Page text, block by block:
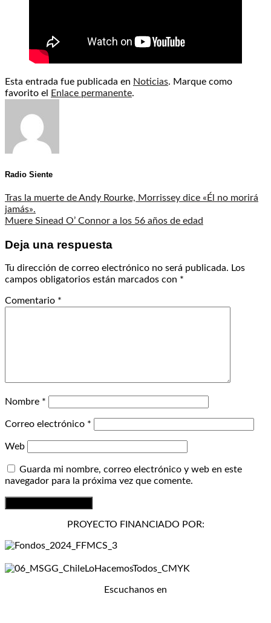
Esta entrada fue publicada en Noticias. Marque como
favorito el Enlace permanente.
Radio Siente
Tras la muerte de Andy Rourke, Morrissey dice «Él no morirá
jamás».
Muere Sinead O’ Connor a los 56 años de edad
Deja una respuesta
Tu dirección de correo electrónico no será publicada. Los
campos obligatorios están marcados con *
Comentario *
Nombre *
Correo electrónico *
Web
Guarda mi nombre, correo electrónico y web en este
navegador para la próxima vez que comente.
PROYECTO FINANCIADO POR:
Escuchanos en